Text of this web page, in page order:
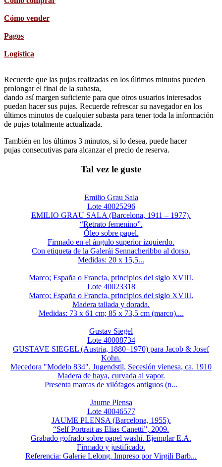
Cómo vender
Pagos
Logística
Recuerde que las pujas realizadas en los últimos minutos pueden
prolongar el final de la subasta,
dando así margen suficiente para que otros usuarios interesados
puedan hacer sus pujas. Recuerde refrescar su navegador en los
últimos minutos de cualquier subasta para tener toda la información
de pujas totalmente actualizada.
También en los últimos 3 minutos, si lo desea, puede hacer
pujas consecutivas para alcanzar el precio de reserva.
Tal vez le guste
Emilio Grau Sala
Lote 40025296
EMILIO GRAU SALA (Barcelona, 1911 – 1977).
“Retrato femenino”.
Óleo sobre papel.
Firmado en el ángulo superior izquierdo.
Con etiqueta de la Galerái Sennacheribbo al dorso.
Medidas: 20 x 15,5...
Marco; España o Francia, principios del siglo XVIII.
Lote 40023318
Marco; España o Francia, principios del siglo XVIII.
Madera tallada y dorada.
Medidas: 73 x 61 cm; 85 x 73,5 cm (marco)....
Gustav Siegel
Lote 40008734
GUSTAVE SIEGEL (Austria, 1880–1970) para Jacob & Josef
Kohn.
Mecedora "Modelo 834". Jugendstil, Secesión vienesa, ca. 1910
Madera de haya, curvada al vapor.
Presenta marcas de xilófagos antiguos (n...
Jaume Plensa
Lote 40046577
JAUME PLENSA (Barcelona, 1955).
“Self Portrait as Elias Canetti”, 2009.
Grabado gofrado sobre papel washi. Ejemplar E.A.
Firmado y justificado.
Referencia: Galerie Lelong. Impreso por Virgili Barb...